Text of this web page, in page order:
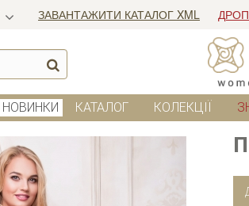
ЗАВАНТАЖИТИ КАТАЛОГ XML
НОВИНКИ КАТАЛОГ КОЛЕКЦІЇ